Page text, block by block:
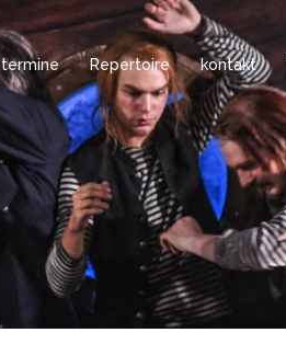
termine Repertoire kontakt